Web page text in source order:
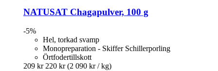
NATUSAT Chagapulver, 100 g
-5%
Hel, torkad svamp
Monopreparation - Skiffer Schillerporling
Örtfodertillskott
209 kr 220 kr (2 090 kr / kg)